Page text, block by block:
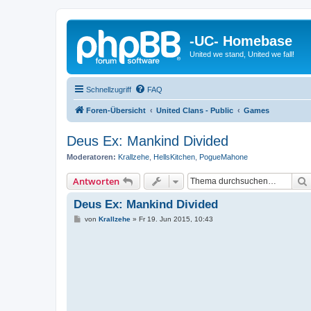
-UC- Homebase
United we stand, United we fall!
Schnellzugriff FAQ
Foren-Übersicht United Clans - Public Games
Deus Ex: Mankind Divided
Moderatoren: Krallzehe HellsKitchen PogueMahone
Antworten
Deus Ex: Mankind Divided
Bvon Krallzehe» Fr 19. Jun 2015, 10:43